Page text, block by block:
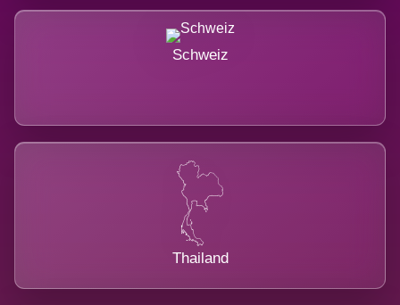
Schweiz
Thailand